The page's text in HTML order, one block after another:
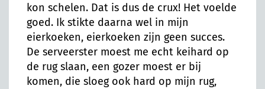
kon schelen. Dat is dus de crux! Het voelde
goed. Ik stikte daarna wel in mijn
eierkoeken, eierkoeken zijn geen succes.
De serveerster moest me echt keihard op
de rug slaan, een gozer moest er bij
komen, die sloeg ook hard op mijn rug,